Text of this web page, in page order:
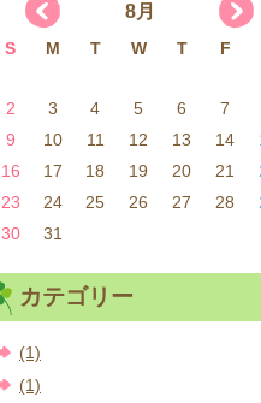
8月
S M T W T F
2
3 4 5 6 7
9
10 11 12 13 14
16
17 18 19 20 21
23
24 25 26 27 28
30
31
カテゴリー
(1)
(1)